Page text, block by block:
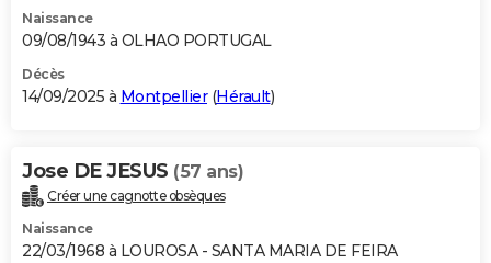
Naissance
09/08/1943 à OLHAO PORTUGAL
Décès
14/09/2025 à Montpellier(Hérault)
Jose DE JESUS (57 ans)
Créer une cagnotte obsèques
Naissance
22/03/1968 à LOUROSA - SANTA MARIA DE FEIRA